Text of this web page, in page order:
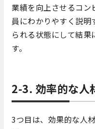
業績を向上させるコ
員にわかりやすく説
られる状態にして結果
す。
2-3. 効率的な人
3つ目は、効果的な人